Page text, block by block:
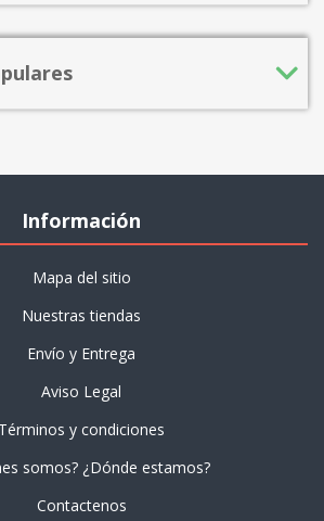
Información
Mapa del sitio
Nuestras tiendas
Envío y Entrega
Aviso Legal
Términos y condiciones
somos? ¿Dónde estamos?
Contactenos